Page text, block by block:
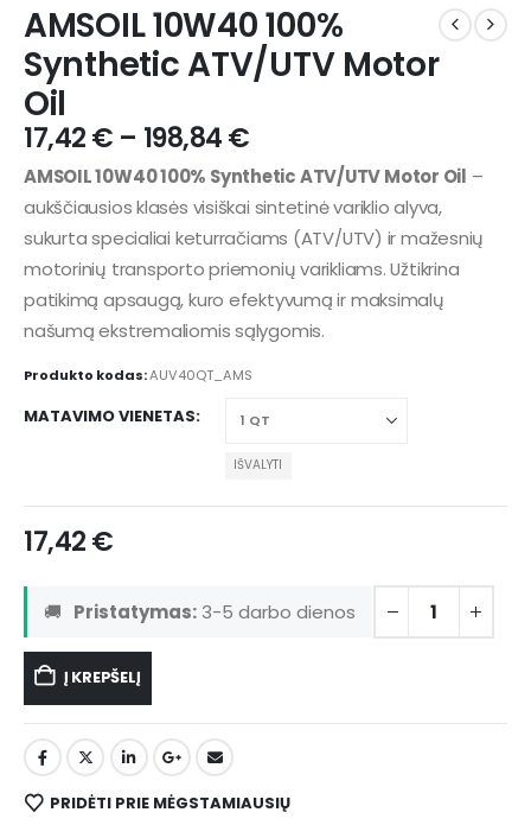
AMSOIL 10W40 100%
Synthetic ATV/UTV Motor
Oil
17,42€ – 198,84€
AMSOIL 10W40 100% Synthetic ATV/UTV Motor Oil –
aukščiausios klasės visiškai sintetinė variklio alyva,
sukurta specialiai keturračiams (ATV/UTV) ir mažesnių
motorinių transporto priemonių varikliams. Užtikrina
patikimą apsaugą, kuro efektyvumą ir maksimalų
našumą ekstremaliomis sąlygomis.
Produkto kodas:AUV40QT_AMS
MATAVIMO VIENETAS
IŠVALYTI
17,42€
🚚 Pristatymas: 3-5 darbo dienos
Į KREPŠELĮ
PRIDĖTI PRIE MĖGSTAMIAUSIŲ